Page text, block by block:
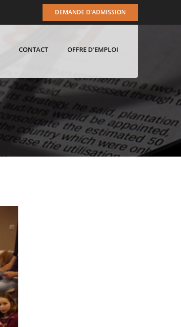
DEMANDE D'ADMISSION
CONTACT OFFRE D’EMPLOI